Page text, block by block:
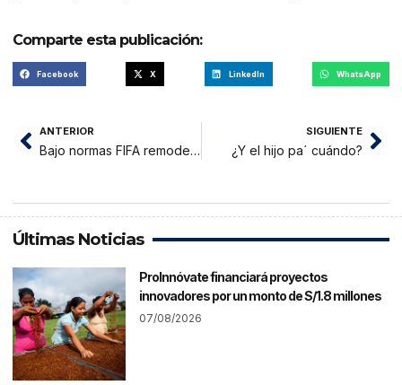
Comparte esta publicación:
Facebook X LinkedIn WhatsApp
ANTERIOR
Bajo normas FIFA remodelarán Estadio Municipal de Tarapoto
SIGUIENTE
¿Y el hijo pa´ cuándo?
Últimas Noticias
ProInnóvate financiará proyectos
innovadores por un monto de S/1.8 millones
07/08/2026